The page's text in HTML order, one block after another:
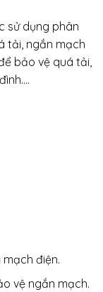
sử dụng phân
tải, ngắn mạch
bảo vệ quá tải,
điện.
vệ ngắn mạch.